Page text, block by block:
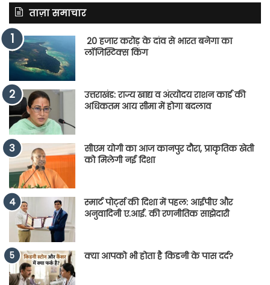
ताज़ा समाचार
20 हजार करोड़ के दांव से भारत बनेगा का
लॉजिस्टिक्स किंग
उत्तराखंड: राज्य खाद्य व अंत्योदय राशन कार्ड की
अधिकतम आय सीमा में होगा बदलाव
सीएम योगी का आज कानपुर दौरा, प्राकृतिक खेती
को मिलेगी नई दिशा
स्मार्ट पोर्ट्स की दिशा में पहल: आईपीए और
अनुवादिनी ए.आई. की रणनीतिक साझेदारी
क्या आपको भी होता है किडनी के पास दर्द?